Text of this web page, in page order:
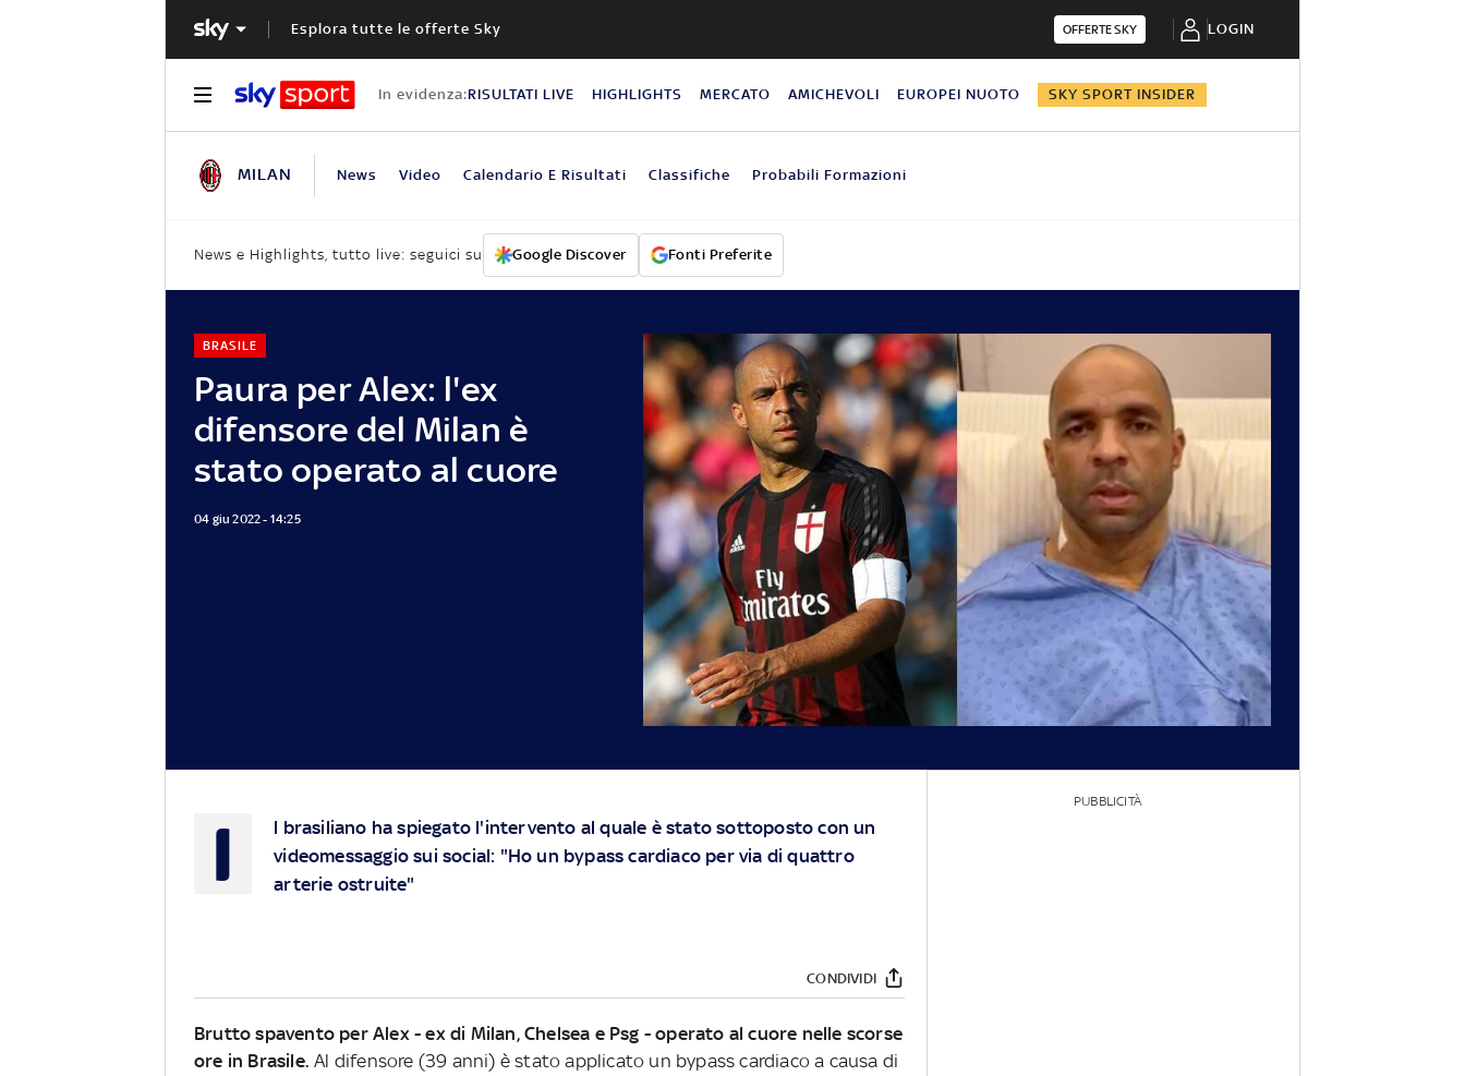
Esplora tutte le offerte Sky OFFERTE SKY LOGIN
In evidenza:RISULTATI LIVE HIGHLIGHTS MERCATO AMICHEVOLI EUROPEI NUOTO SKY SPORT INSIDER
MILAN News Video Calendario E Risultati Classifiche Probabili Formazioni
News e Highlights, tutto live: seguici su Google Discover Fonti Preferite
Paura per Alex: l'ex
difensore del Milan è
stato operato al cuore
BRASILE
04 giu 2022 - 14:25
I
l brasiliano ha spiegato l'intervento al quale è stato sottoposto con un
videomessaggio sui social: "Ho un bypass cardiaco per via di quattro
arterie ostruite"
CONDIVIDI
Brutto spavento per Alex - ex di Milan, Chelsea e Psg - operato al cuore nelle scorse
ore in Brasile. Al difensore (39 anni) è stato applicato un bypass cardiaco a causa di
PUBBLICITÀ